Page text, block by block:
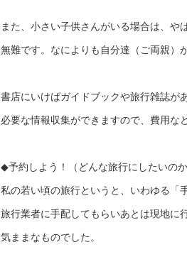
また、小さい子供さんがいる場合は、や
無難です。なによりも自分達（ご両親）
書店にいけばガイドブックや旅行雑誌が
必要な情報収集ができますので、費用な
◆予約しよう！（どんな旅行にしたいのか
私の若い頃の旅行というと、いわゆる「
旅行業者に手配してもらいあとは現地に
気ままなものでした。